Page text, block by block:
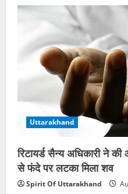
Uttarakhand
रिटायर्ड सैन्य अधिकारी ने
से फंदे पर लटका मिला शव
Spirit Of Uttarakhand